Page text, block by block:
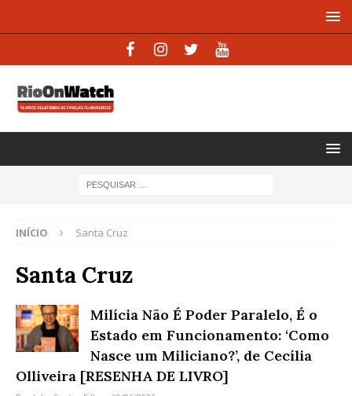
INÍCIO Santa Cruz
Santa Cruz
Milícia Não É Poder Paralelo, É o
Estado em Funcionamento: ‘Como
Nasce um Miliciano?’, de Cecília
Olliveira [RESENHA DE LIVRO]